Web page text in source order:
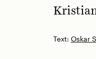
Text: Oskar